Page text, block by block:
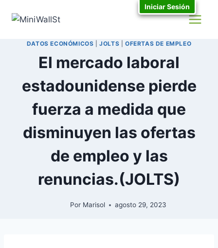
DATOS ECONÓMICOS |JOLTS OFERTAS DE EMPLEO
El mercado laboral
estadounidense pierde
fuerza a medida que
disminuyen las ofertas
de empleo y las
renuncias.(JOLTS)
Por Marisol agosto 29, 2023
Iniciar Sesión